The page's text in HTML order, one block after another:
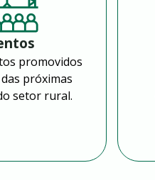
promovidos
próximas
setor rural.